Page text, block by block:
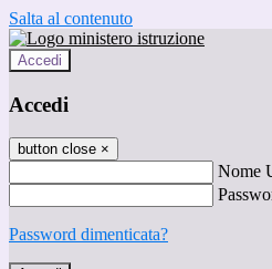
Salta al contenuto
Accedi
Accedi
button close ×
Nome
Password dimenticata?